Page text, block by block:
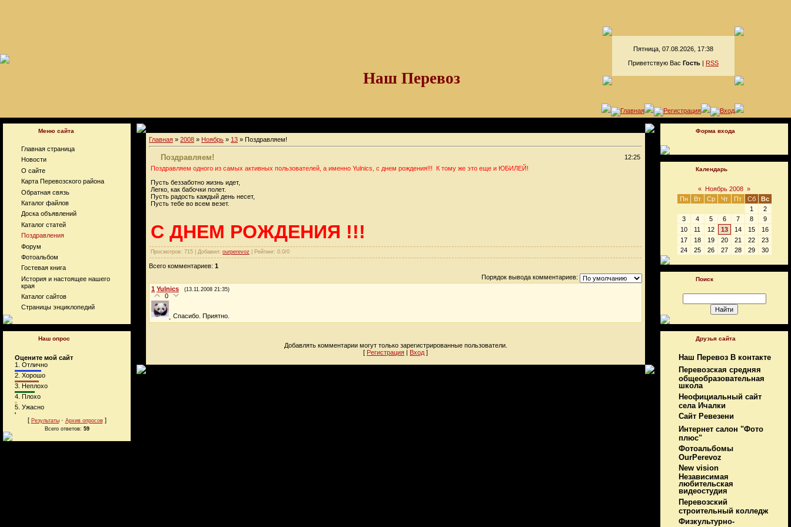
Пятница, 07.08.2026, 17:38
Приветствую Вас Гость | RSS
Наш Перевоз
Меню сайта
Главная страница
Новости
О сайте
Карта Перевозского района
Обратная связь
Каталог файлов
Доска объявлений
Каталог статей
Поздравления
Форум
Фотоальбом
Гостевая книга
История и настоящее нашего
края
Каталог сайтов
Страницы энциклопедий
Наш опрос
Оцените мой сайт
1. Отлично
2. Хорошо
3. Неплохо
4. Плохо
5. Ужасно
[ Результаты· Архив опросов]
Всего ответов: 59
Главная » 2008 » Ноябрь » 13 » Поздравляем!
Поздравляем!
12:25
Поздравляем одного из самых активных пользователей, а именно Yulnics, с днем рождения!!! К тому же это еще и ЮБИЛЕЙ!
Пусть беззаботно жизнь идет,
Легко, как бабочки полет.
Пусть радость каждый день несет,
Пусть тебе во всем везет.
С ДНЕМ РОЖДЕНИЯ !!!
Просмотров: 715 | Добавил: ourperevoz | Рейтинг: 0.0/0
Всего комментариев: 1
Порядок вывода комментариев:
1 Yulnics (13.11.2008 21:35)
0
Спасибо. Приятно.
Добавлять комментарии могут только зарегистрированные пользователи.
[ Регистрация | Вход ]
Форма входа
Календарь
« Ноябрь 2008 »
Пн
Вт Ср Чт Пт Сб
Вс
1
2
3
4 5 6 7 8
9
10
11 12 13 14 15
16
17
18 19 20 21 22
23
24
25 26 27 28 29 30
Поиск
Друзья сайта
Наш Перевоз В контакте
Перевозская средняя
общеобразовательная
школа
Неофициальный сайт
села Ичалки
Сайт Ревезени
Интернет салон "Фото
плюс"
Фотоальбомы
OurPerevoz
New vision
Независимая
любительская
видеостудия
Перевозский
строительный колледж
Физкультурно-